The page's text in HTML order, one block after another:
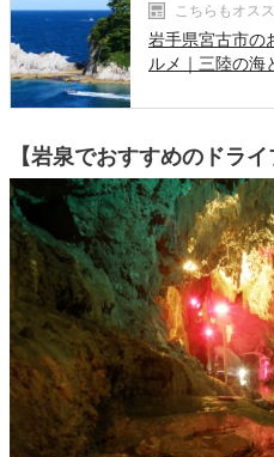
こちらもオス
岩手県宮古市の
ルメ｜三陸の海
【岩泉でおすすめのドライ